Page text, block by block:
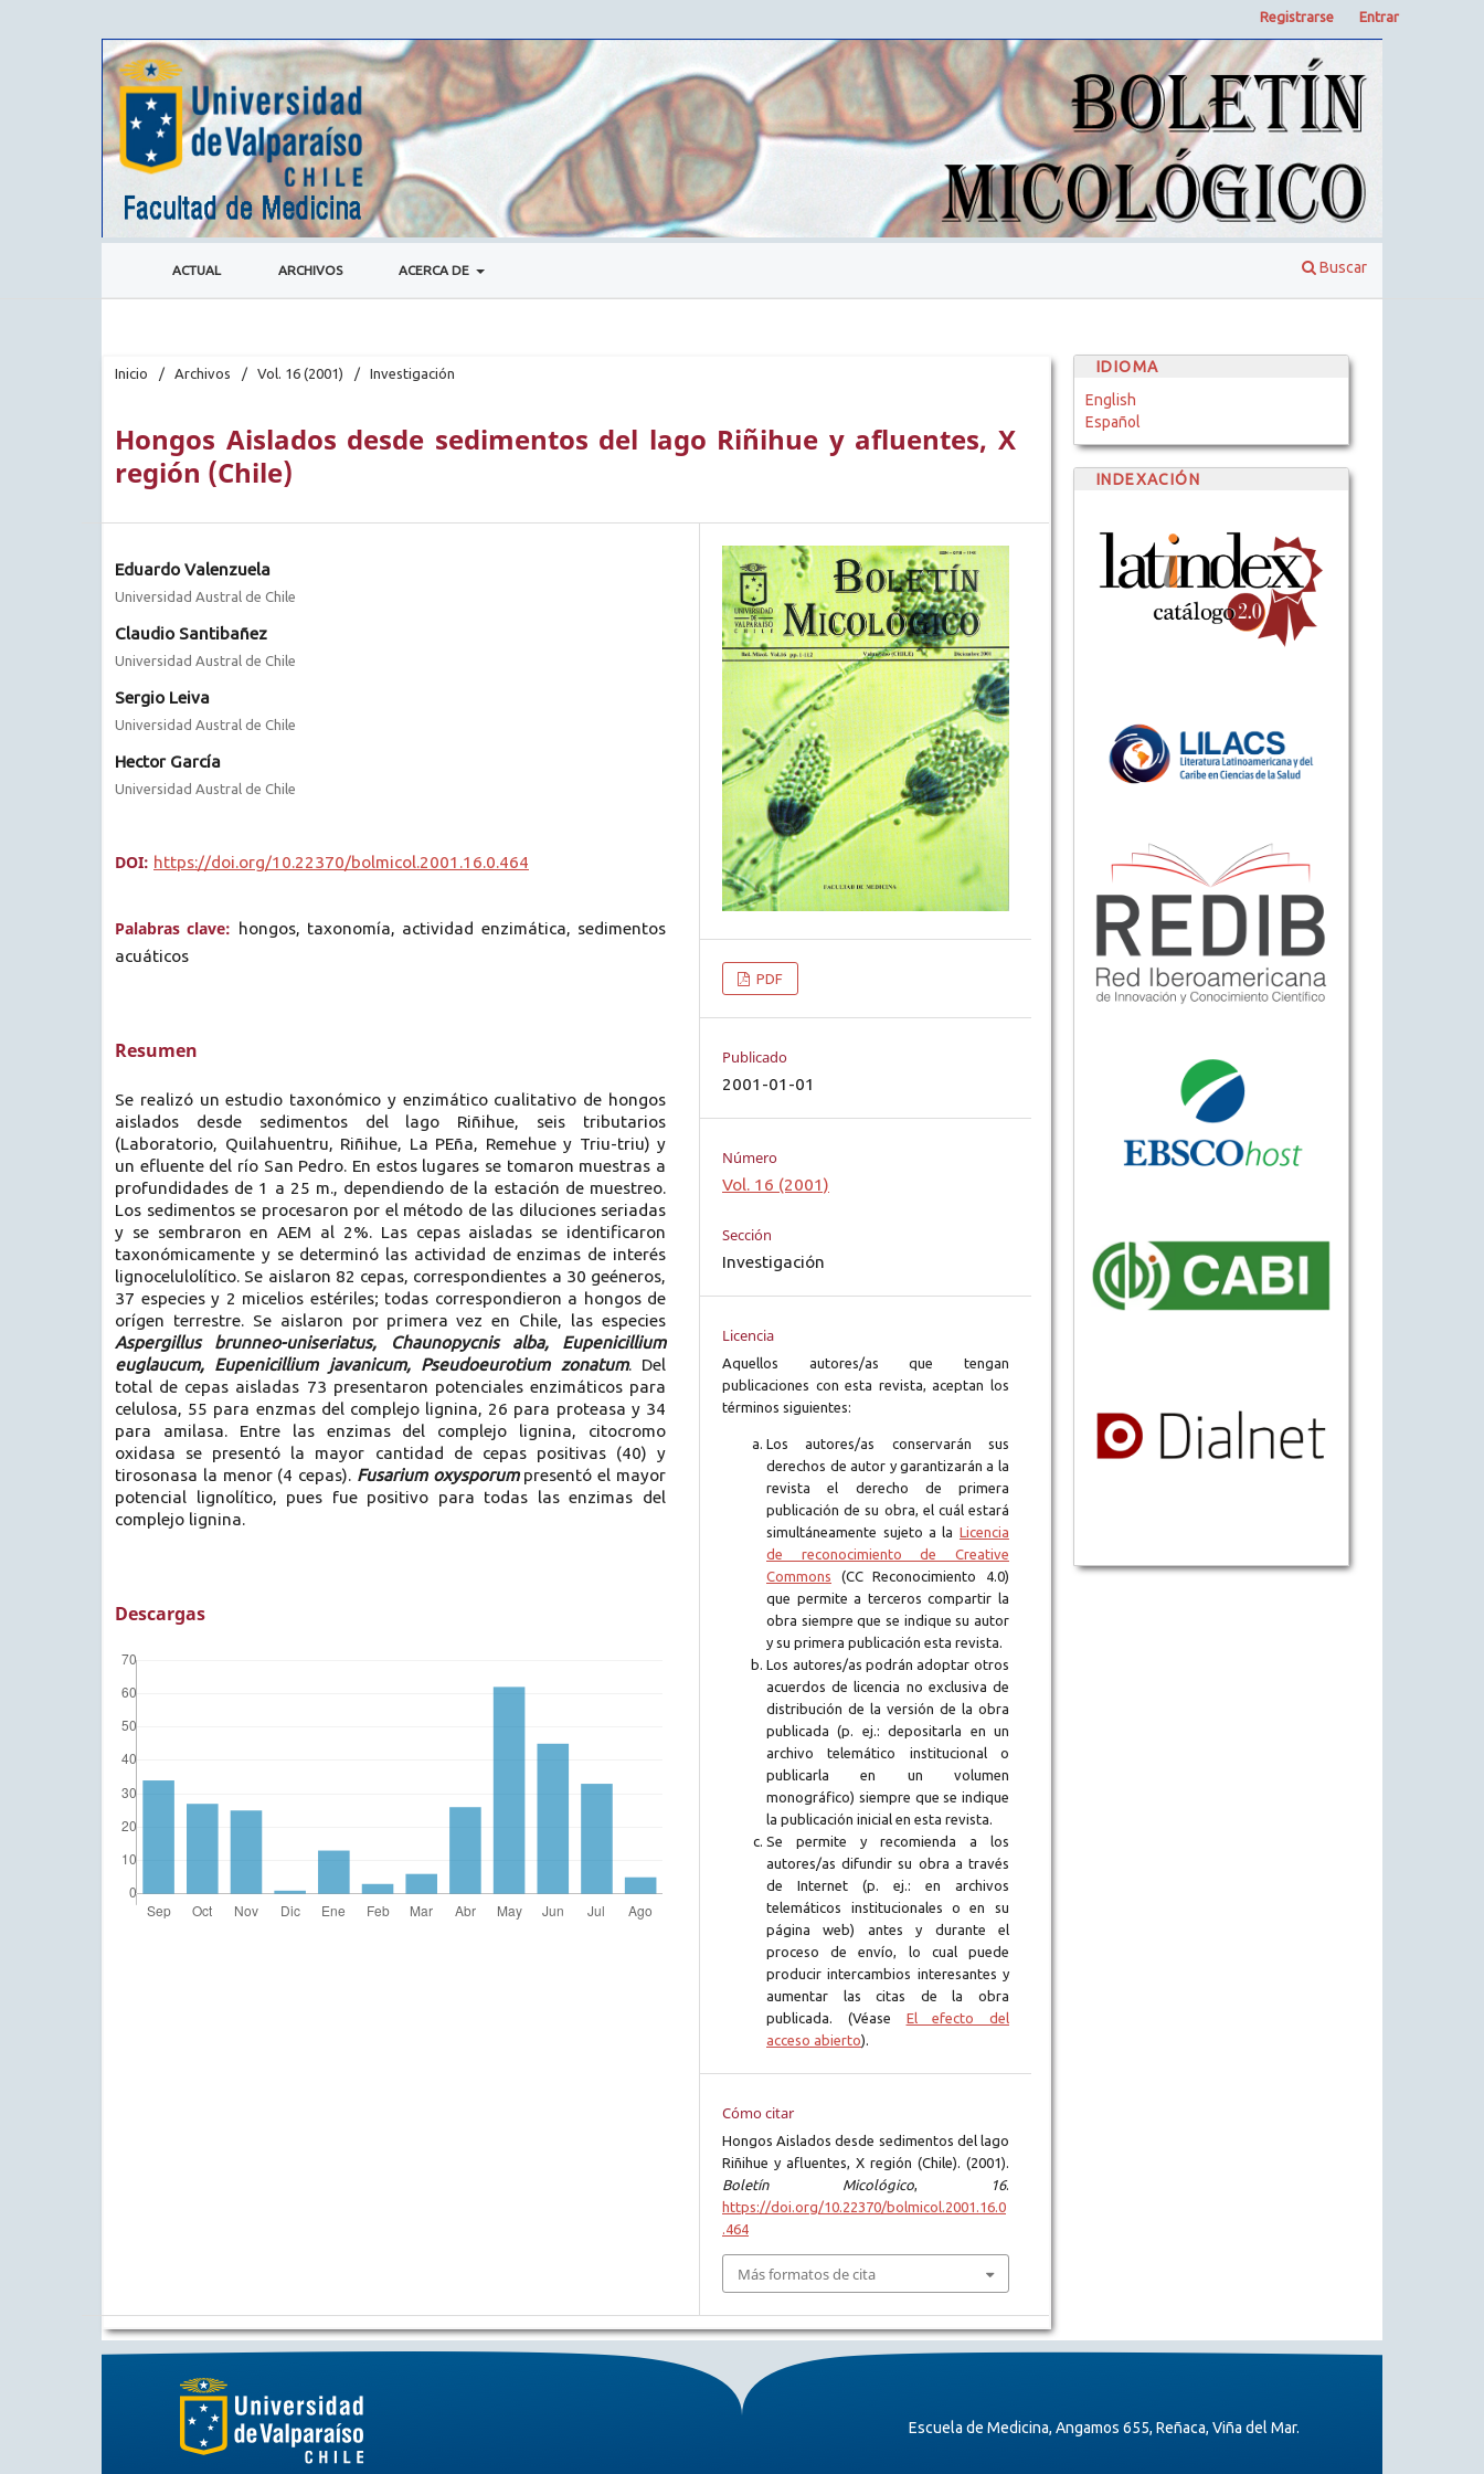
ACTUAL ARCHIVOS ACERCA DE Buscar
Registrarse Entrar
Inicio / Archivos / Vol. 16 (2001) / Investigación
Hongos Aislados desde sedimentos del lago Riñihue y afluentes, X
región (Chile)
Eduardo Valenzuela
Universidad Austral de Chile
Claudio Santibañez
Universidad Austral de Chile
Sergio Leiva
Universidad Austral de Chile
Hector García
Universidad Austral de Chile
DOI: https://doi.org/10.22370/bolmicol.2001.16.0.464
Palabras clave: hongos, taxonomía, actividad enzimática, sedimentos
acuáticos
Resumen
Se realizó un estudio taxonómico y enzimático cualitativo de hongos
aislados desde sedimentos del lago Riñihue, seis tributarios
(Laboratorio, Quilahuentru, Riñihue, La PEña, Remehue y Triu-triu) y
un efluente del río San Pedro. En estos lugares se tomaron muestras a
profundidades de 1 a 25 m., dependiendo de la estación de muestreo.
Los sedimentos se procesaron por el método de las diluciones seriadas
y se sembraron en AEM al 2%. Las cepas aisladas se identificaron
taxonómicamente y se determinó las actividad de enzimas de interés
lignocelulolítico. Se aislaron 82 cepas, correspondientes a 30 geéneros,
37 especies y 2 micelios estériles; todas correspondieron a hongos de
orígen terrestre. Se aislaron por primera vez en Chile, las especies
Aspergillus brunneo-uniseriatus, Chaunopycnis alba, Eupenicillium
euglaucum, Eupenicillium javanicum, Pseudoeurotium zonatum. Del
total de cepas aisladas 73 presentaron potenciales enzimáticos para
celulosa, 55 para enzmas del complejo lignina, 26 para proteasa y 34
para amilasa. Entre las enzimas del complejo lignina, citocromo
oxidasa se presentó la mayor cantidad de cepas positivas (40) y
tirosonasa la menor (4 cepas). Fusarium oxysporumpresentó el mayor
potencial lignolítico, pues fue positivo para todas las enzimas del
complejo lignina.
Descargas
PDF
Publicado
2001-01-01
Número
Vol. 16 (2001)
Sección
Investigación
Licencia
Aquellos autores/as que tengan
publicaciones con esta revista, aceptan los
términos siguientes:
Los autores/as conservarán sus
derechos de autor y garantizarán a la
revista el derecho de primera
publicación de su obra, el cuál estará
simultáneamente sujeto a la Licencia
de reconocimiento de Creative
Commons (CC Reconocimiento 4.0)
que permite a terceros compartir la
obra siempre que se indique su autor
y su primera publicación esta revista.
Los autores/as podrán adoptar otros
acuerdos de licencia no exclusiva de
distribución de la versión de la obra
publicada (p. ej.: depositarla en un
archivo telemático institucional o
publicarla en un volumen
monográfico) siempre que se indique
la publicación inicial en esta revista.
Se permite y recomienda a los
autores/as difundir su obra a través
de Internet (p. ej.: en archivos
telemáticos institucionales o en su
página web) antes y durante el
proceso de envío, lo cual puede
producir intercambios interesantes y
aumentar las citas de la obra
publicada. (Véase El efecto del
acceso abierto).
Cómo citar
Hongos Aislados desde sedimentos del lago
Riñihue y afluentes, X región (Chile). (2001).
Boletín Micológico, 16.
https://doi.org/10.22370/bolmicol.2001.16.0
.464
Más formatos de cita
IDIOMA
English
Español
INDEXACIÓN
Escuela de Medicina, Angamos 655, Reñaca, Viña del Mar.